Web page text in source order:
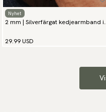
Nyhet
2 mm | Silverfärgat kedjearmband i
29.99 USD